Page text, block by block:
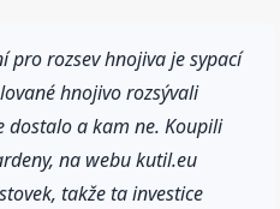
pro rozsev hnojiva je sypací
hnojivo rozsývali
dostalo a kam ne. Koupili
na webu kutil.eu
takže ta investice